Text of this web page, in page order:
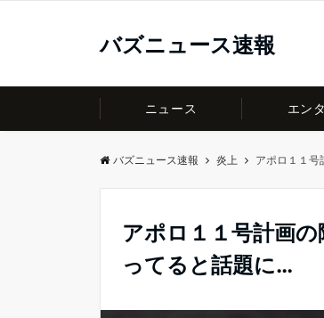
バズニュース速報
ニュース エン
バズニュース速報 炎上 アポロ１１
アポロ１１号計画
ってると話題に…